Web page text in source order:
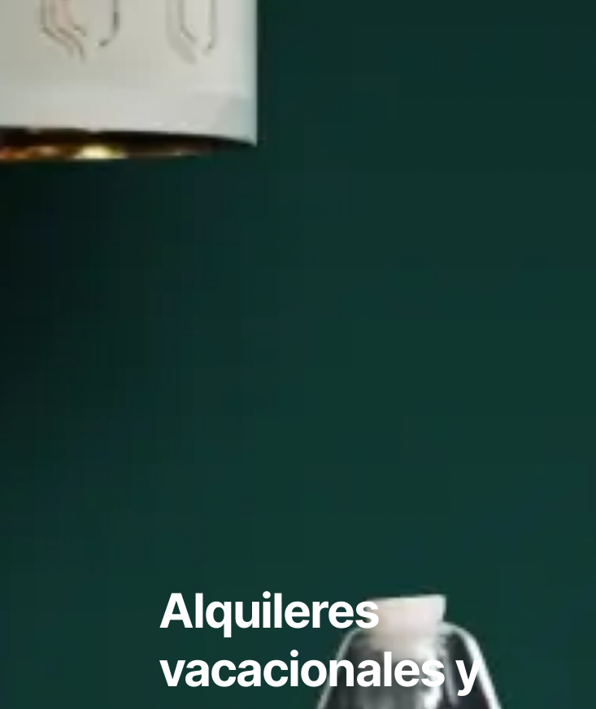
Alquileres
vacacionales y